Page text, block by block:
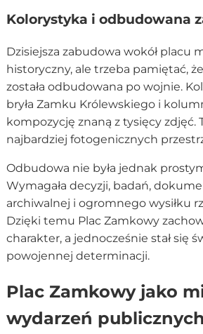
Kolorystyka i odbudowana
Dzisiejsza zabudowa wokół placu
historyczny, ale trzeba pamiętać,
została odbudowana po wojnie.
bryła Zamku Królewskiego i
kompozycję znaną z tysięcy zdjęć.
najbardziej fotogenicznych
Odbudowa nie była jednak
Wymagała decyzji, badań,
archiwalnej i ogromnego wysiłku
Dzięki temu Plac Zamkowy
charakter, a jednocześnie stał się
powojennej determinacji.
Plac Zamkowy jako
wydarzeń publicznych